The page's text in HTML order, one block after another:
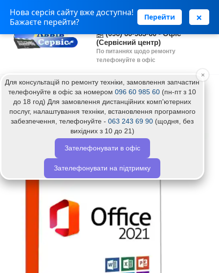
Нова серсія сайту вже доступна!
Бажаєте перейти?
Перейти ×
(063) 243 69 90 - Установка
(096) 60-985-60 - Офіс
(Сервісний центр)
По питаннях щодо ремонту
телефонуйте в офіс
Головна Встановлення Microsoft Office 2021
Встановлення Microsoft Office 2021
Для консультацій по ремонту техніки, замовлення запчастин
телефонуйте в офіс за номером 096 60 985 60 (пн-пт з 10
до 18 год) Для замовлення дистанційних комп'ютерних
послуг, налаштування техніки, встановлення програмного
забезпечення, телефонуйте - 063 243 69 90 (щодня, без
вихідних з 10 до 21)
Зателефонувати в офіс
Зателефонувати на підтримку
×